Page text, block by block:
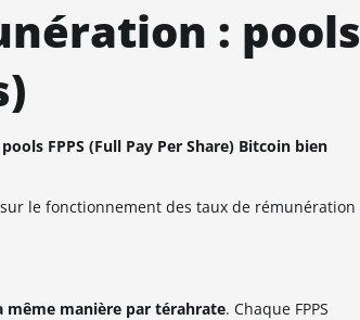
: pools
pools FPPS (Full Pay Per Share) Bitcoin bien
le fonctionnement des taux de rémunération
même manière par térahrate. Chaque FPPS